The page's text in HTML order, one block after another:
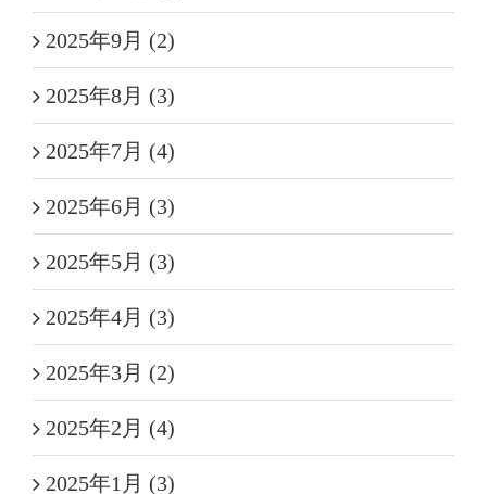
2025年9月 (2)
2025年8月 (3)
2025年7月 (4)
2025年6月 (3)
2025年5月 (3)
2025年4月 (3)
2025年3月 (2)
2025年2月 (4)
2025年1月 (3)